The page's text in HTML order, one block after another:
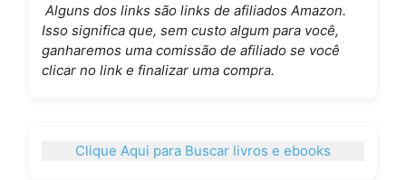
Alguns dos links são links de afiliados Amazon.
Isso significa que, sem custo algum para você,
ganharemos uma comissão de afiliado se você
clicar no link e finalizar uma compra.
Clique Aqui para Buscar livros e ebooks